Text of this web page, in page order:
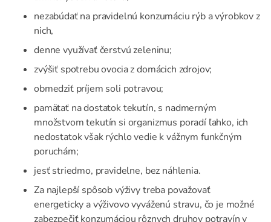
nezabúdať na pravidelnú konzumáciu rýb a výrobkov z
nich,
denne využívať čerstvú zeleninu;
zvýšiť spotrebu ovocia z domácich zdrojov;
obmedziť príjem soli potravou;
pamätať na dostatok tekutín, s nadmerným
množstvom tekutín si organizmus poradí ľahko, ich
nedostatok však rýchlo vedie k vážnym funkčným
poruchám;
jesť striedmo, pravidelne, bez náhlenia.
Za najlepší spôsob výživy treba považovať
energeticky a výživovo vyváženú stravu, čo je možné
zabezpečiť konzumáciou rôznych druhov potravín v